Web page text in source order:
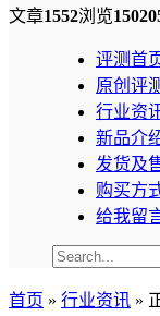
文章1552浏览
评测首
原创评
行业资
新品介
发货及
购买方
给我留
首页 » 行业资讯 »